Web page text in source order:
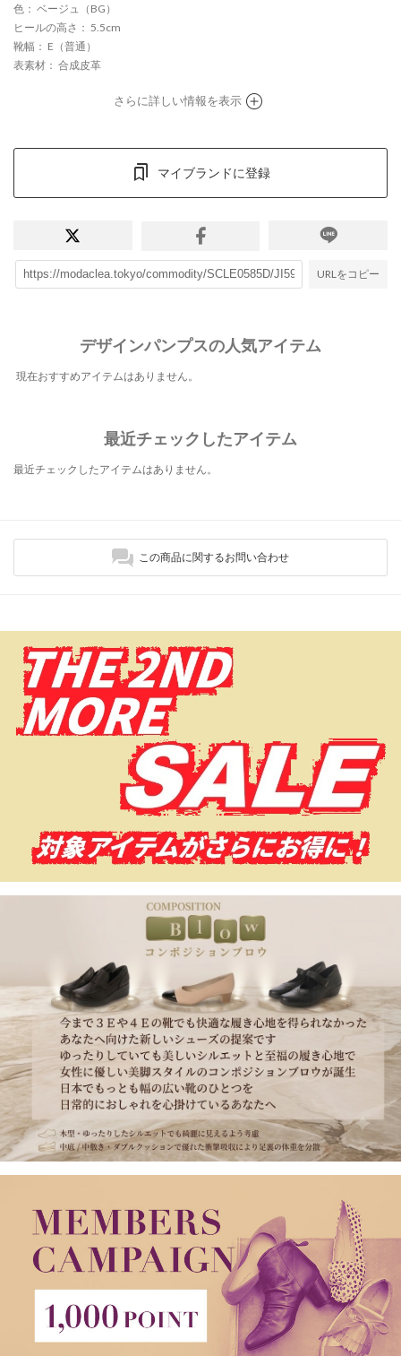
色 ： ベージュ（BG）
ヒールの高さ ： 5.5cm
靴幅 ： E（普通）
表素材 ： 合成皮革
さらに詳しい情報を表示
マイブランドに登録
URLをコピー
デザインパンプスの人気アイテム
現在おすすめアイテムはありません。
最近チェックしたアイテム
最近チェックしたアイテムはありません。
この商品に関するお問い合わせ